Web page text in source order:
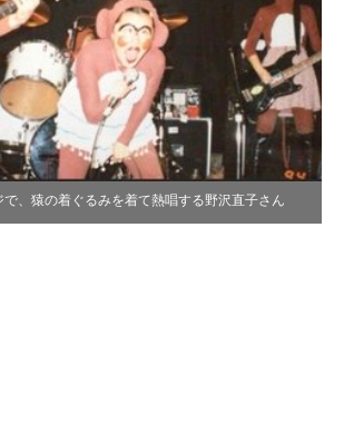
、猿の着ぐるみを着て熱唱する野沢直子さん